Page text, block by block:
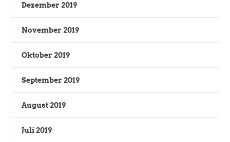
Dezember 2019
November 2019
Oktober 2019
September 2019
August 2019
Juli 2019